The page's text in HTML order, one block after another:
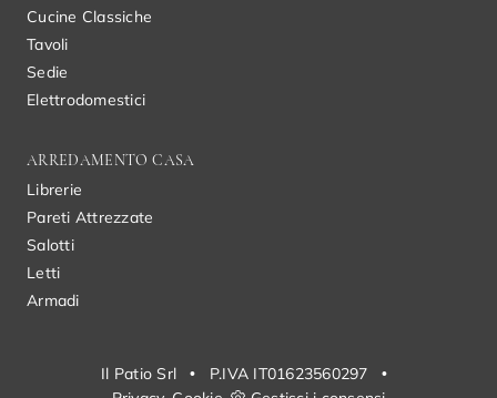
Cucine Classiche
Tavoli
Sedie
Elettrodomestici
ARREDAMENTO CASA
Librerie
Pareti Attrezzate
Salotti
Letti
Armadi
Il Patio Srl • P.IVA IT01623560297
•